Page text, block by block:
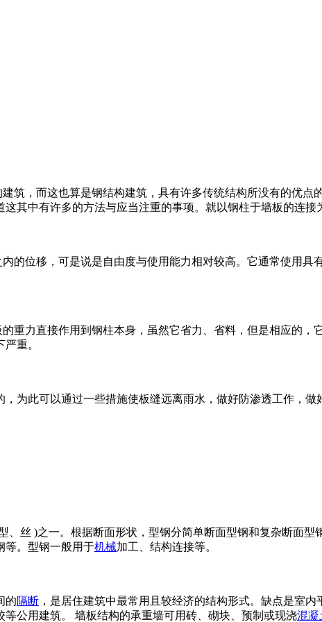
筑，而这也算是钢结构建筑，具有许多传统结构所没有的优点
其中有许多的方法与应当注重的事项。就以钢柱于墙板的连接
的位移，可是说是自由度与使用能力相对较高。它通常使用具
重力直接作用到钢柱本身，虽然它省力、省料，但是相应的，
重。
为此可以通过一些措施使板缝远离雨水，做好防渗透工作，做
丝 )之一。根据断面形状，型钢分简单断面型钢和复杂断面型
等。型钢一般用于机械加工、结构连接等。
的隔断 ，是居住建筑中最常用且较经济的结构形式。缺点是室
公用建筑。 墙板结构的承重墙可用砖、砌块、预制或现浇混凝